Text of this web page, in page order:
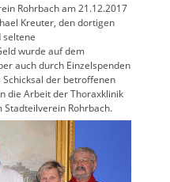
Rohrbach am 21.12.2017
Kreuter, den dortigen
wurde auf dem
auch durch Einzelspenden
Schicksal der betroffenen
die Arbeit der Thoraxklinik
Stadteilverein Rohrbach.